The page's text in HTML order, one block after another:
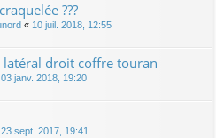
???
« 10 juil. 2018, 12:55
latéral droit coffre touran
03 janv. 2018, 19:20
23 sept. 2017, 19:41